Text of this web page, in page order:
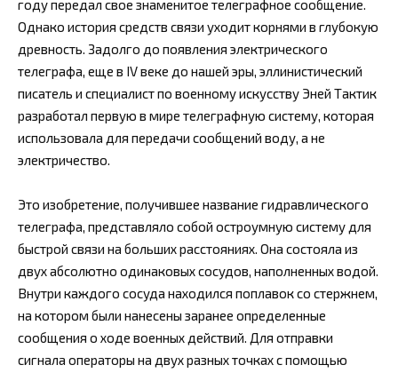
году передал свое знаменитое телеграфное сообщение.
Однако история средств связи уходит корнями в глубокую
древность. Задолго до появления электрического
телеграфа, еще в IV веке до нашей эры, эллинистический
писатель и специалист по военному искусству Эней Тактик
разработал первую в мире телеграфную систему, которая
использовала для передачи сообщений воду, а не
электричество.
Это изобретение, получившее название гидравлического
телеграфа, представляло собой остроумную систему для
быстрой связи на больших расстояниях. Она состояла из
двух абсолютно одинаковых сосудов, наполненных водой.
Внутри каждого сосуда находился поплавок со стержнем,
на котором были нанесены заранее определенные
сообщения о ходе военных действий. Для отправки
сигнала операторы на двух разных точках с помощью